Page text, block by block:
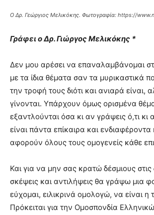
Ο Δρ. Γεώργιος Μελικόκης. Φωτογραφία: https://
Γράφει ο Δρ. Γιώργος Μελικόκης *
Δεν μου αρέσει να επαναλαμβάνομαι
με τα ίδια θέματα σαν τα μυρικαστικά
την τροφή τους διότι και ανιαρά είναι,
γίνονται. Υπάρχουν όμως ορισμένα
εξαντλούνται όσα κι αν γράψεις ό,τι κι
είναι πάντα επίκαιρα και ενδιαφέροντα
αφορούν όλους τους ομογενείς κάθε
Και για να μην σας κρατώ δέσμιους στις
σκέψεις και αντιλήψεις θα γράψω μια
εύχομαι, ειλικρινά ομολογώ, να είναι η
Πρόκειται για την Ομοσπονδία